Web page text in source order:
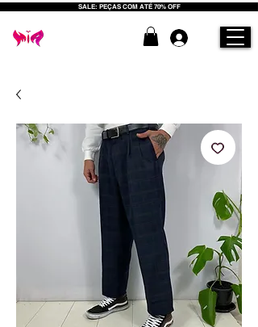
SALE: PEÇAS COM ATÉ 70% OFF